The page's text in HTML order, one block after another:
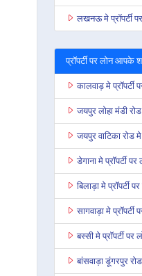
लखनऊ मे प्रॉपर्टी
प्रॉपर्टी पर लोन आपके
कालवाड़ मे प्रॉपर्टी
जयपुर लोहा मंडी रोड
जयपुर वाटिका रोड मे
डेगाना मे प्रॉपर्टी पर
बिलाड़ा मे प्रॉपर्टी
सागवाड़ा मे प्रॉपर्टी
बस्सी मे प्रॉपर्टी पर
बांसवाड़ा डूंगरपुर